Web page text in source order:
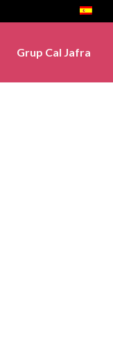
Grup Cal Jafra